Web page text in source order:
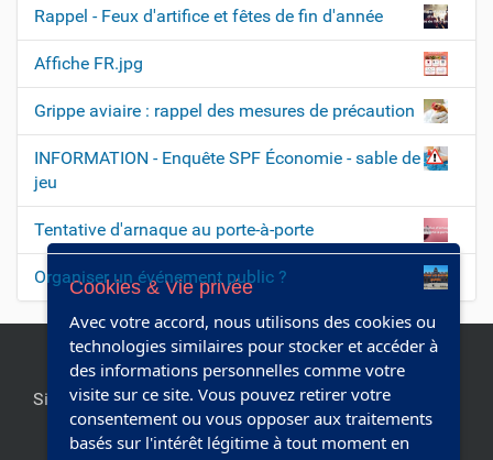
Rappel - Feux d'artifice et fêtes de fin d'année
Affiche FR.jpg
Grippe aviaire : rappel des mesures de précaution
INFORMATION - Enquête SPF Économie - sable de
jeu
Tentative d'arnaque au porte-à-porte
Organiser un événement public ?
Site officiel de la commune de Chapelle-lez-Herlaimont.
Editeur responsable:Collège communal
Cookies & Vie privée
Avec votre accord, nous utilisons des cookies ou
technologies similaires pour stocker et accéder à
des informations personnelles comme votre
visite sur ce site. Vous pouvez retirer votre
consentement ou vous opposer aux traitements
basés sur l'intérêt légitime à tout moment en